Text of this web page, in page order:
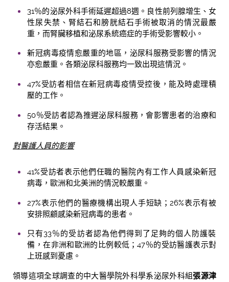
31％的泌尿外科手術延遲超過8週。良性前列腺增生、女
性尿失禁、腎結石和膀胱結石手術被取消的情況最嚴
重，而腎臟移植和泌尿系統癌症的手術受影響較小。
新冠病毒疫情愈嚴重的地區，泌尿科服務受影響的情況
亦愈嚴重。各類泌尿科服務均一致出現這情況。
47%受訪者相信在新冠病毒疫情受控後，能及時處理積
壓的工作。
50％受訪者認為推遲泌尿科服務，會影響患者的治療和
存活結果。
對醫護人員的影響
41%受訪者表示他們任職的醫院內有工作人員感染新冠
病毒，歐洲和北美洲的情況較嚴重。
27%表示他們的醫療機構出現人手短缺；26%表示有被
安排照顧感染新冠病毒的患者。
只有33％的受訪者認為他們得到了足夠的個人防護裝
備，在非洲和歐洲的比例較低；47％的受訪醫護表示對
上班感到憂慮。
領導這項全球調查的中大醫學院外科學系泌尿外科組張源津